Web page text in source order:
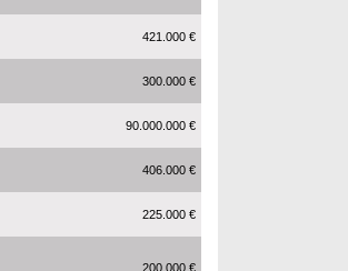
421.000 €
300.000 €
90.000.000 €
406.000 €
225.000 €
200.000 €